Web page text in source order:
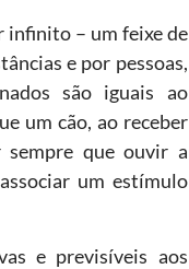
infinito – um feixe de
e por pessoas,
são iguais ao
um cão, ao receber
sempre que ouvir a
um estímulo
e previsíveis aos